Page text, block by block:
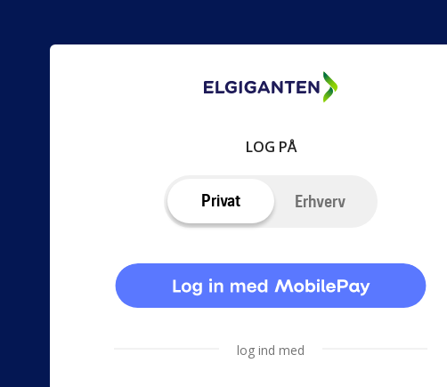
LOG PÅ
Privat Erhverv
log ind med